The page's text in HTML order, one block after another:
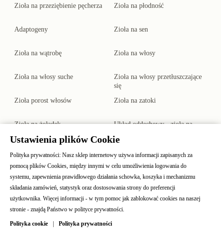
Ustawienia plików Cookie
Polityka prywatności: Nasz sklep internetowy używa informacji zapisanych za
pomocą plików Cookies, między innymi w celu umożliwienia logowania do
systemu, zapewnienia prawidłowego działania schowka, koszyka i mechanizmu
składania zamówień, statystyk oraz dostosowania strony do preferencji
użytkownika. Więcej informacji - w tym pomoc jak zablokować cookies na naszej
stronie - znajdą Państwo w polityce prywatności.
Polityka cookie | Polityka prywatności
Zioła na przeziębienie pęcherza Zioła na płodność
Adaptogeny Zioła na sen
Zioła na wątrobę Zioła na włosy
Zioła na włosy suche
Zioła na włosy przetłuszczające
się
Zioła porost włosów
Zioła na zatoki
Zioła na żołądek
Układ oddechowy - zioła na
zioła do inhalacji na kaszel -
Plantago
Zioła na uspokojenie i stres Blog
Pozostałe surowce Polecane
Ekstrakty płynne